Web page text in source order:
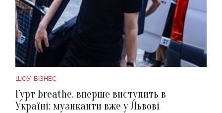
ШОУ-БІЗНЕС
Гурт breathe. вперше виступить в
Україні: музиканти вже у Львові